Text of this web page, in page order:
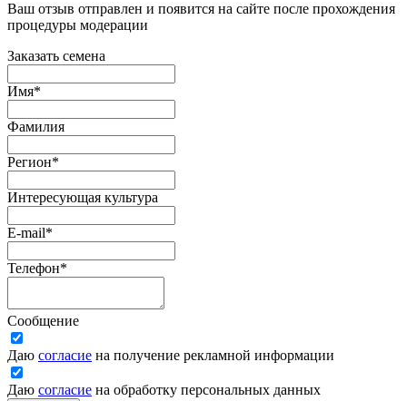
Ваш отзыв отправлен и появится на сайте после прохождения
процедуры модерации
Заказать семена
Имя*
Фамилия
Регион*
Интересующая культура
E-mail*
Телефон*
Сообщение
Даю согласие на получение рекламной информации
Даю согласие на обработку персональных данных